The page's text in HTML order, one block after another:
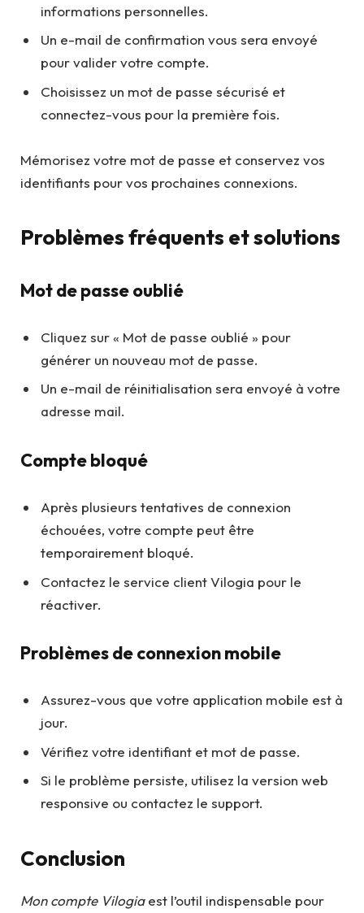
informations personnelles.
Un e-mail de confirmation vous sera envoyé
pour valider votre compte.
Choisissez un mot de passe sécurisé et
connectez-vous pour la première fois.
Mémorisez votre mot de passe et conservez vos
identifiants pour vos prochaines connexions.
Problèmes fréquents et solutions
Mot de passe oublié
Cliquez sur « Mot de passe oublié » pour
générer un nouveau mot de passe.
Un e-mail de réinitialisation sera envoyé à votre
adresse mail.
Compte bloqué
Après plusieurs tentatives de connexion
échouées, votre compte peut être
temporairement bloqué.
Contactez le service client Vilogia pour le
réactiver.
Problèmes de connexion mobile
Assurez-vous que votre application mobile est à
jour.
Vérifiez votre identifiant et mot de passe.
Si le problème persiste, utilisez la version web
responsive ou contactez le support.
Conclusion
Mon compte Vilogiaest l’outil indispensable pour